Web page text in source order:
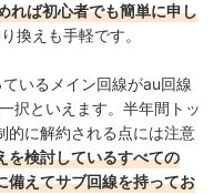
れば初心者でも簡単に申し
換えも手軽です。
いるメイン回線がau回線
択といえます。半年間トッ
的に解約される点には注意
を検討しているすべての
備えてサブ回線を持ってお